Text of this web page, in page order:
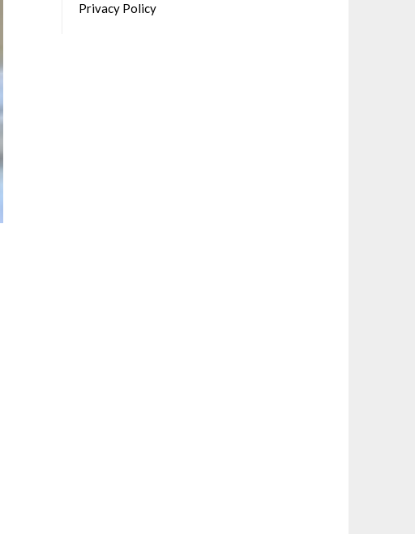
Privacy Policy